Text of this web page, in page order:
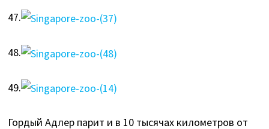
47.
48.
49.
Гордый Адлер парит и в 10 тысячах километров от